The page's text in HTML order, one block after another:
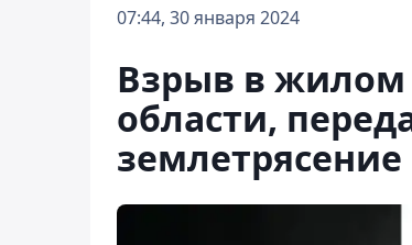
07:44, 30 января 2024
Взрыв в жилом
области,